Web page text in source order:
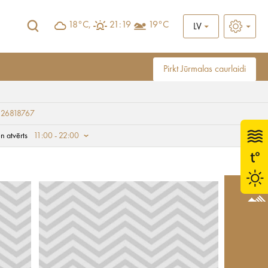
18°C, 21:19 19°C LV
Pirkt Jūrmalas caurlaidi
atvērts 11:00 - 22:00